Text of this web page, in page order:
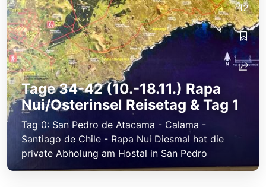
Tage 34-42 (10.-18.11.) Rapa
Nui/Osterinsel Reisetag & Tag 1
Tag 0: San Pedro de Atacama - Calama -
Santiago de Chile - Rapa Nui Diesmal hat die
private Abholung am Hostal in San Pedro
12